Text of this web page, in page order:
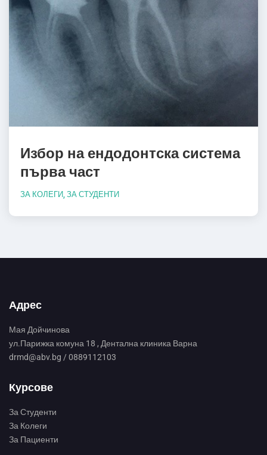
Избор на ендодонтска система
първа част
ЗА КОЛЕГИ, ЗА СТУДЕНТИ
Адрес
Мая Дойчинова
ул.Парижка комуна 18 , Дентална клиника Варна
drmd@abv.bg / 0889112103
Курсове
За Студенти
За Колеги
За Пациенти